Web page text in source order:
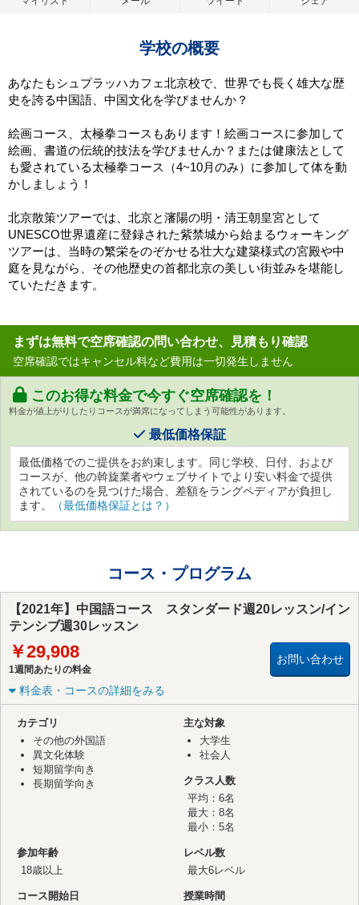
学校の概要
あなたもシュプラッハカフェ北京校で、世界でも長く雄大な歴
史を誇る中国語、中国文化を学びませんか？
絵画コース、太極拳コースもあります！絵画コースに参加して
絵画、書道の伝統的技法を学びませんか？または健康法として
も愛されている太極拳コース（4~10月のみ）に参加して体を動
かしましょう！
北京散策ツアーでは、北京と瀋陽の明・清王朝皇宮として
UNESCO世界遺産に登録された紫禁城から始まるウォーキング
ツアーは、当時の繁栄をのぞかせる壮大な建築様式の宮殿や中
庭を見ながら、その他歴史の首都北京の美しい街並みを堪能し
ていただきます。
まずは無料で空席確認の問い合わせ、見積もり確認
空席確認ではキャンセル料など費用は一切発生しません
このお得な料金で今すぐ空席確認を！
料金が値上がりしたりコースが満席になってしまう可能性があります。
最低価格保証
最低価格でのご提供をお約束します。同じ学校、日付、および
コースが、他の斡旋業者やウェブサイトでより安い料金で提供
されているのを見つけた場合、差額をラングペディアが負担し
ます。
（最低価格保証とは？）
コース・プログラム
【2021年】中国語コース スタンダード週20レッスン/イン
テンシブ週30レッスン
￥29,908
1週間あたりの料金
お問い合わせ
料金表・コースの詳細をみる
カテゴリ
その他の外国語
異文化体験
短期留学向き
長期留学向き
主な対象
大学生
社会人
クラス人数
平均：6名
最大：8名
最小：5名
参加年齢
18歳以上
レベル数
最大6レベル
コース開始日
授業時間